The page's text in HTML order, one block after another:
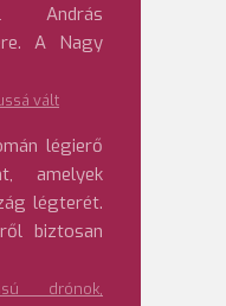
András
A Nagy
vált
légierő
amelyek
légterét.
biztosan
drónok,